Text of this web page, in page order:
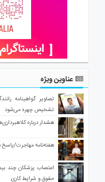
عناوین ویژه
تصاویر گواهینامه
تشخیص چهره می‌شود
هشدار درباره
هفته‌نامه مهاجرت/پاسخ به
اعتصاب پزشکان چند
حقوق و شرایط کاری